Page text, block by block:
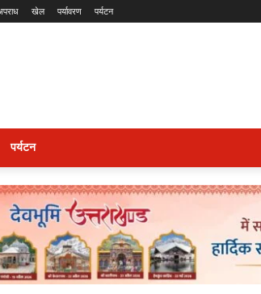
खेल पर्यावरण पर्यटन
पर्यटन